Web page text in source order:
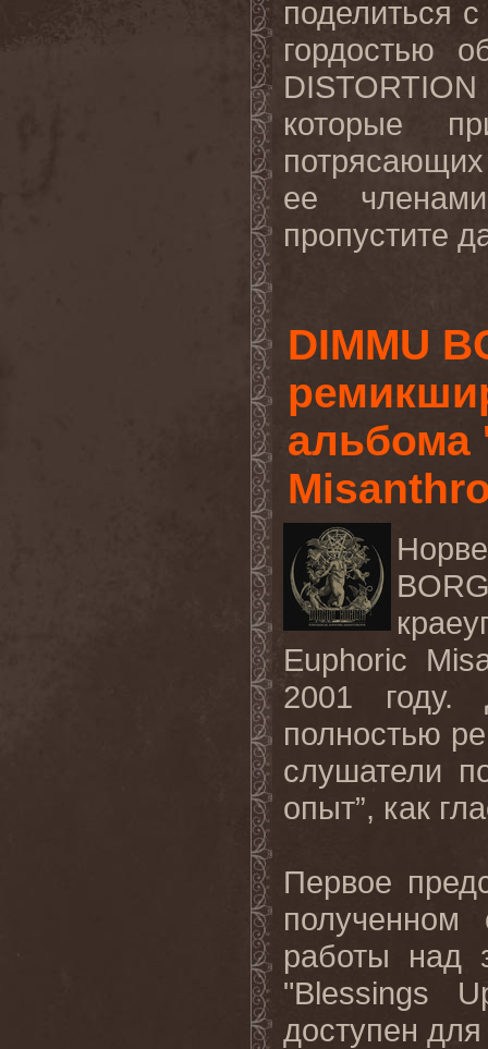
поделиться
гордостью
DISTORTION
которые
ее
членами
пропустите
DIMMU
альбома
Euphoric
2001 году.
полностью
слушатели
опыт”, как
Первое
работы над
"Blessings
доступен для